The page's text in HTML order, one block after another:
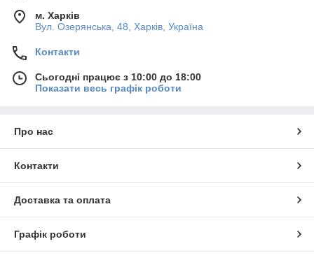
м. Харків
Вул. Озерянська, 48, Харків, Україна
Контакти
Сьогодні працює з 10:00 до 18:00
Показати весь графік роботи
Про нас
Контакти
Доставка та оплата
Графік роботи